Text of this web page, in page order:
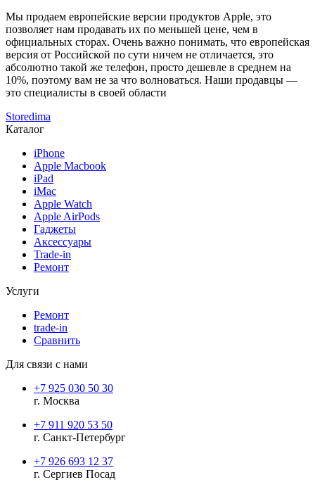
Мы продаем европейские версии продуктов Apple, это
позволяет нам продавать их по меньшей цене, чем в
официальных сторах. Очень важно понимать, что европейская
версия от Российской по сути ничем не отличается, это
абсолютно такой же телефон, просто дешевле в среднем на
10%, поэтому вам не за что волноваться. Наши продавцы —
это специалисты в своей области
Storedima
Каталог
iPhone
Apple Macbook
iPad
iMac
Apple Watch
Apple AirPods
Гаджеты
Аксессуары
Trade-in
Ремонт
Услуги
Ремонт
trade-in
Сравнить
Для связи с нами
+7 925 030 50 30
г. Москва
+7 911 920 53 50
г. Санкт-Петербург
+7 926 693 12 37
г. Сергиев Посад